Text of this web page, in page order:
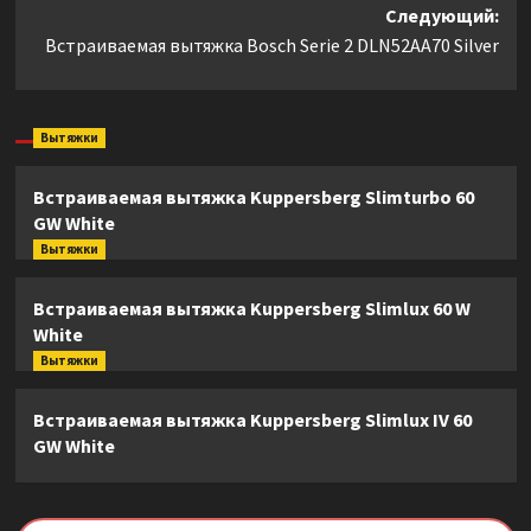
Следующий:
Встраиваемая вытяжка Bosch Serie 2 DLN52AA70 Silver
Вытяжки
Встраиваемая вытяжка Kuppersberg Slimturbo 60
GW White
Вытяжки
Встраиваемая вытяжка Kuppersberg Slimlux 60 W
White
Вытяжки
Встраиваемая вытяжка Kuppersberg Slimlux IV 60
GW White